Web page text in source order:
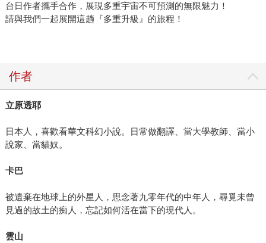
台日作者攜手合作，展現多重宇宙不可預測的無限魅力！
請與我們一起展開這趟『多重升級』的旅程！
作者
立原透耶
日本人，喜歡看華文科幻小說。日常做翻譯、當大學教師、當小
說家、當貓奴。
卡巴
被遺棄在地球上的外星人，思念著九零年代的中年人，尋覓未曾
見過的故土的痴人，忘記如何活在當下的現代人。
雲山